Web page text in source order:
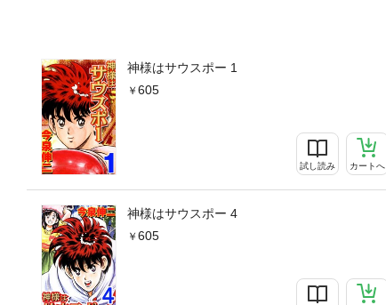
神様はサウスポー 1
605
試し読み カートへ
神様はサウスポー 4
605